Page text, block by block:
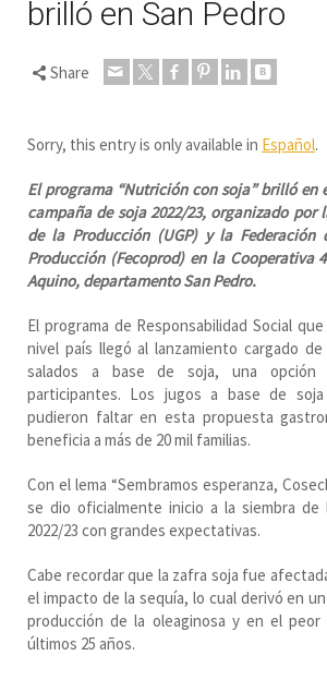
brilló en San Pedro
Share
Sorry, this entry is only available in Español.
El programa “Nutrición con soja” brilló en
campaña de soja 2022/23, organizado por
de la Producción (UGP) y la Federación
Producción (Fecoprod) en la Cooperativa
Aquino, departamento San Pedro.
El programa de Responsabilidad Social
nivel país llegó al lanzamiento cargado
salados a base de soja, una opción
participantes. Los jugos a base de
pudieron faltar en esta propuesta
beneficia a más de 20 mil familias.
Con el lema “Sembramos esperanza,
se dio oficialmente inicio a la siembra de
2022/23 con grandes expectativas.
Cabe recordar que la zafra soja fue
el impacto de la sequía, lo cual derivó en
producción de la oleaginosa y en el
últimos 25 años.